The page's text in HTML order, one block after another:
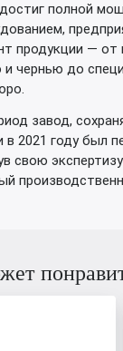
полной
продукции — от
чернью до
завод,
в 2021 году был
свою